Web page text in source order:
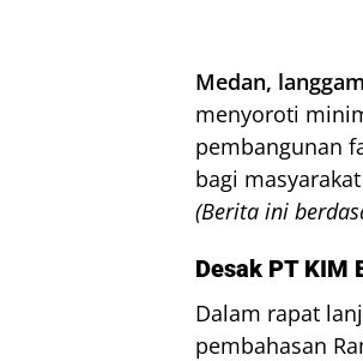
Medan,
menyoroti
pembangunan
bagi
(Berita ini
Desak PT KIM
Dalam rapat
pembahasan